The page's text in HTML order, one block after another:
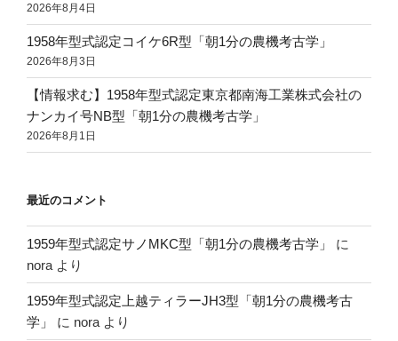
2026年8月4日
1958年型式認定コイケ6R型「朝1分の農機考古学」
2026年8月3日
【情報求む】1958年型式認定東京都南海工業株式会社の
ナンカイ号NB型「朝1分の農機考古学」
2026年8月1日
最近のコメント
1959年型式認定サノMKC型「朝1分の農機考古学」
に
nora より
1959年型式認定上越ティラーJH3型「朝1分の農機考古
学」
に nora より